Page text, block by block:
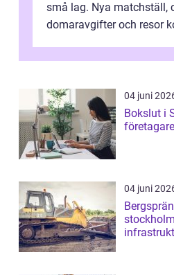
små lag. Nya matchställ,
domaravgifter och resor
behöver...
04 juni
Bokslut i
04 juni